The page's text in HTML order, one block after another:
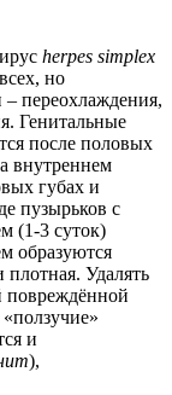
herpes simplex
но
– переохлаждения,
Генитальные
после половых
внутреннем
губах и
пузырьков с
(1-3 суток)
образуются
Удалять
повреждённой
и
),